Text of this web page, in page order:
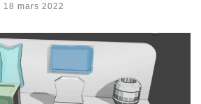
18 mars 2022